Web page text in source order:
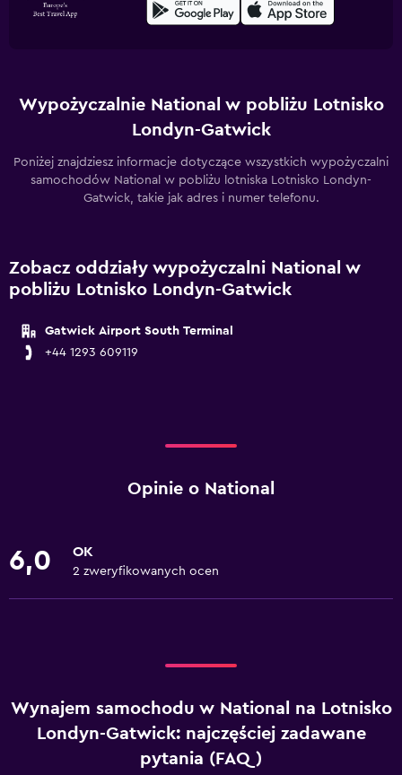
Wypożyczalnie National w pobliżu Lotnisko
Londyn-Gatwick
Poniżej znajdziesz informacje dotyczące wszystkich wypożyczalni
samochodów National w pobliżu lotniska Lotnisko Londyn-
Gatwick, takie jak adres i numer telefonu.
Zobacz oddziały wypożyczalni National w
pobliżu Lotnisko Londyn-Gatwick
Gatwick Airport South Terminal
+44 1293 609119
Opinie o National
6,0 OK
2 zweryfikowanych ocen
Wynajem samochodu w National na Lotnisko
Londyn-Gatwick: najczęściej zadawane
pytania (FAQ)